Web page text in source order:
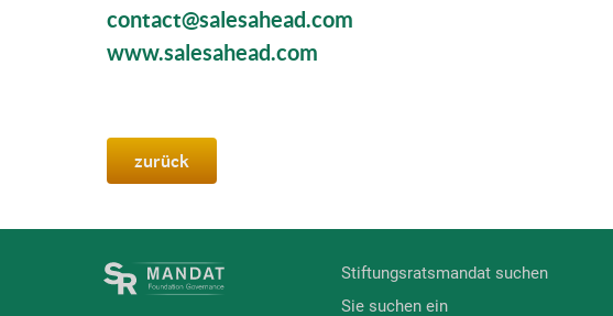
contact@salesahead.com
www.salesahead.com
zurück
Stiftungsratsmandat suchen
Sie suchen ein